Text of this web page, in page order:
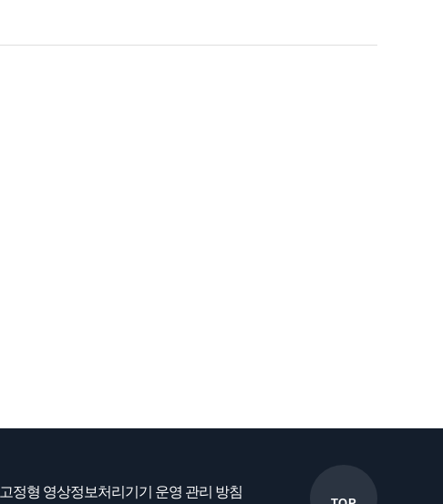
고정형 영상정보처리기기 운영 관리 방침